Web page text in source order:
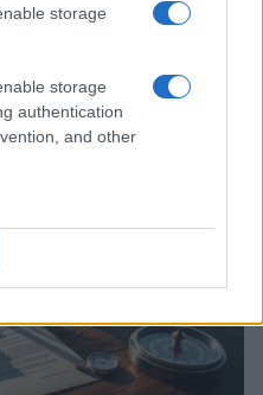
storage
storage
authentication
and other
i fondatori restano